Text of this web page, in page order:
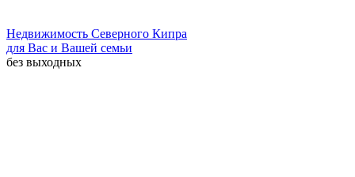
Недвижимость Северного Кипра
для Вас и Вашей семьи
без выходных